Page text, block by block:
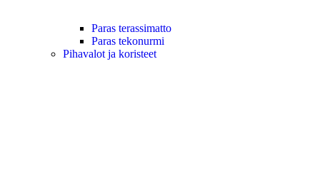
Paras terassimatto
Paras tekonurmi
Pihavalot ja koristeet